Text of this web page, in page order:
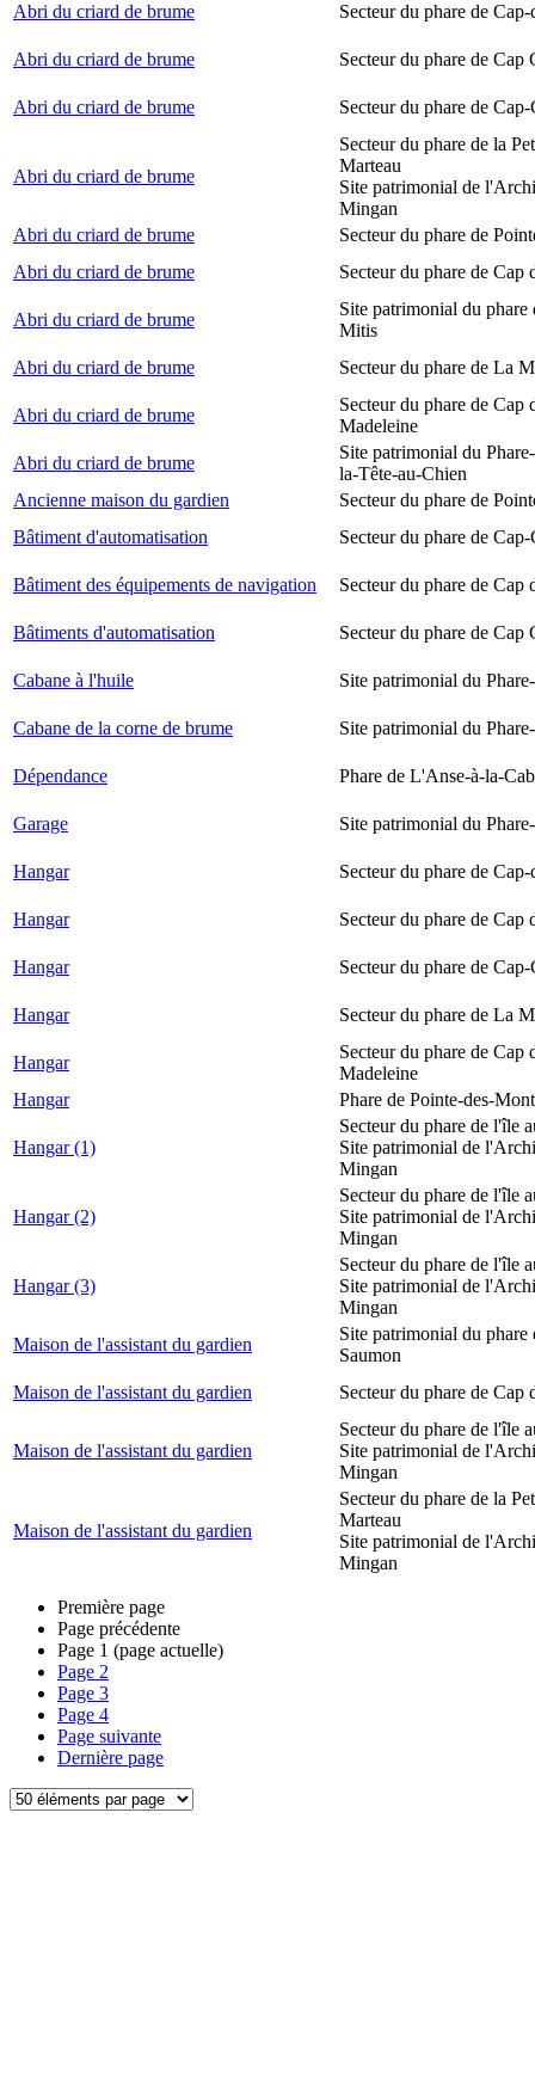
Abri du criard de brume
Secteur du phare de Cap-
Abri du criard de brume Secteur du phare de Cap
Abri du criard de brume Secteur du phare de Cap-
Abri du criard de brume
Secteur du phare de la
Marteau
Site patrimonial de
Mingan
Abri du criard de brume
Secteur du phare de
Abri du criard de brume
Secteur du phare de Cap
Abri du criard de brume
Site patrimonial du phare
Mitis
Abri du criard de brume
Secteur du phare de La
Abri du criard de brume
Secteur du phare de Cap
Madeleine
Abri du criard de brume
Site patrimonial du
la-Tête-au-Chien
Ancienne maison du gardien
Secteur du phare de
Bâtiment d'automatisation
Secteur du phare de Cap-
Bâtiment des équipements de navigation Secteur du phare de Cap
Bâtiments d'automatisation Secteur du phare de Cap
Cabane à l'huile Site patrimonial du
Cabane de la corne de brume Site patrimonial du
Dépendance Phare de L'Anse-à-la-
Garage Site patrimonial du
Hangar Secteur du phare de Cap-
Hangar Secteur du phare de Cap
Hangar Secteur du phare de Cap-
Hangar Secteur du phare de La
Hangar
Secteur du phare de Cap
Madeleine
Hangar
Phare de Pointe-des-
Hangar (1)
Secteur du phare de l'île
Site patrimonial de
Mingan
Hangar (2)
Secteur du phare de l'île
Site patrimonial de
Mingan
Hangar (3)
Secteur du phare de l'île
Site patrimonial de
Mingan
Maison de l'assistant du gardien
Site patrimonial du phare
Saumon
Maison de l'assistant du gardien
Secteur du phare de Cap
Maison de l'assistant du gardien
Secteur du phare de l'île
Site patrimonial de
Mingan
Maison de l'assistant du gardien
Secteur du phare de la
Marteau
Site patrimonial de
Mingan
Première page
Page précédente
Page 1 (page actuelle)
Page 2
Page 3
Page 4
Page suivante
Dernière page